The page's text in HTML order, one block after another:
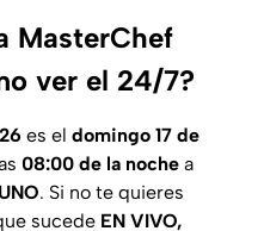
MasterChef
ver el 24/7?
es el domingo 17 de
08:00 de la noche a
. Si no te quieres
sucede EN VIVO,